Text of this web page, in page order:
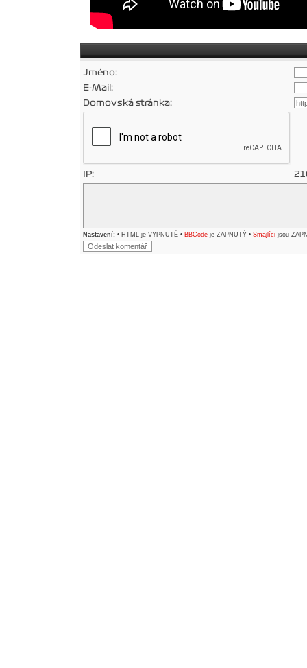
Jméno:
E-Mail:
Domovská stránka:
IP:
Nastavení: • HTML je VYPNUTÉ • BBCode je ZAPNUTÝ • Smajlíci jsou